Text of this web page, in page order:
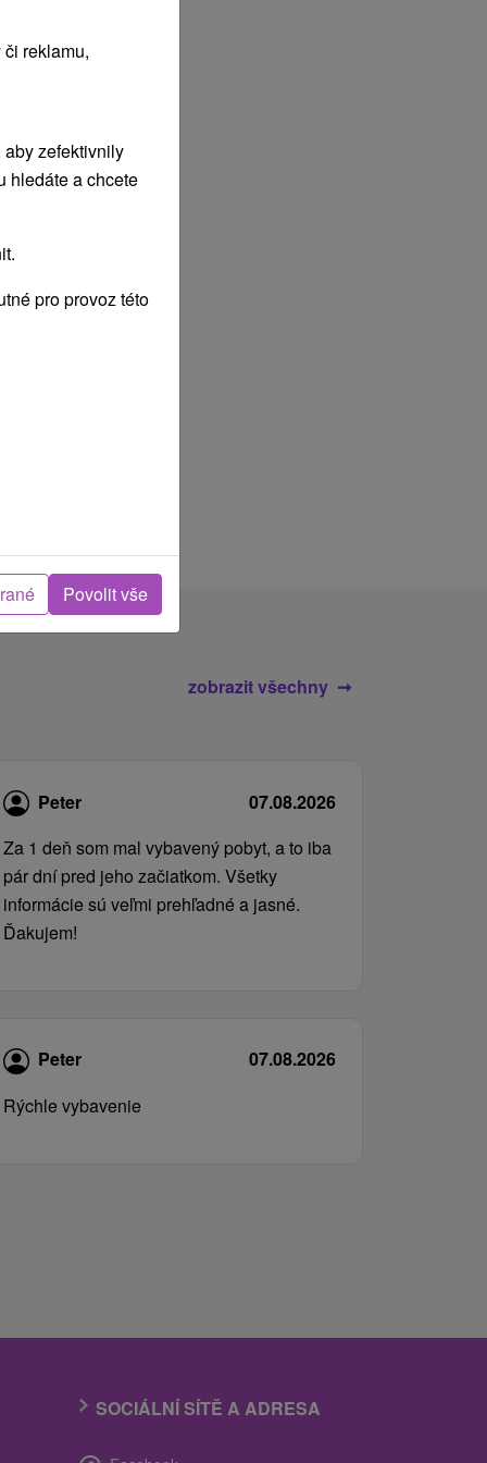
zobrazit všechny
Peter
07.08.2026
Za 1 deň som mal vybavený pobyt, a to iba
pár dní pred jeho začiatkom. Všetky
informácie sú veľmi prehľadné a jasné.
Ďakujem!
Peter
07.08.2026
Rýchle vybavenie
SOCIÁLNÍ SÍTĚ A ADRESA
reklamu,
zefektivnily
hledáte a chcete
pro provoz této
Povolit vše